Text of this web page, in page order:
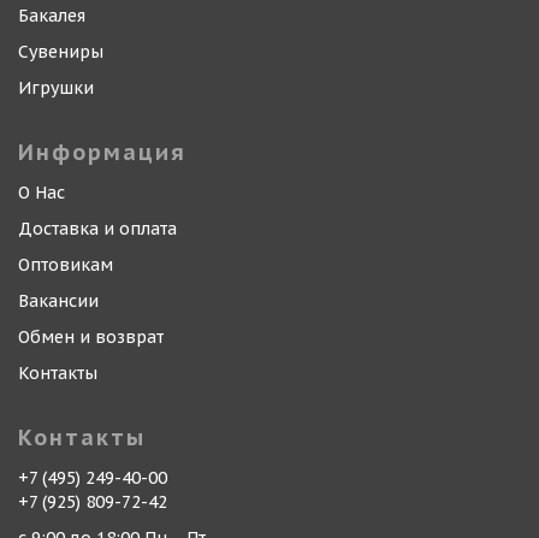
Бакалея
Сувениры
Игрушки
Информация
О Нас
Доставка и оплата
Оптовикам
Вакансии
Обмен и возврат
Контакты
Контакты
+7 (495) 249-40-00
+7 (925) 809-72-42